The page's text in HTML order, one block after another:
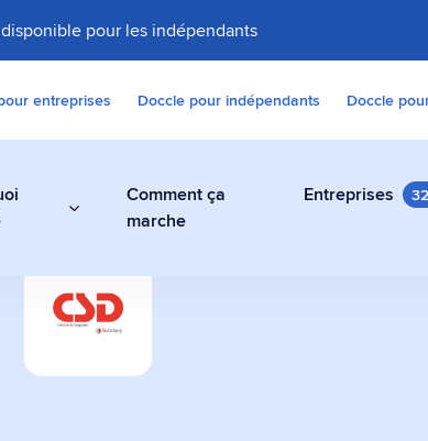
pour les indépendants
entreprises Doccle pour indépendants Doccle
Stockez vos factures, contrats et autres
Comment ça
marche
Entreprises